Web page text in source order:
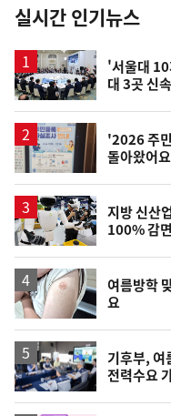
뉴
스
실시간 인기뉴스
'서울대
대 3곳 신
'2026 주
돌아왔어
지방 신산
100% 감
여름방학
요
기후부,
전력수요